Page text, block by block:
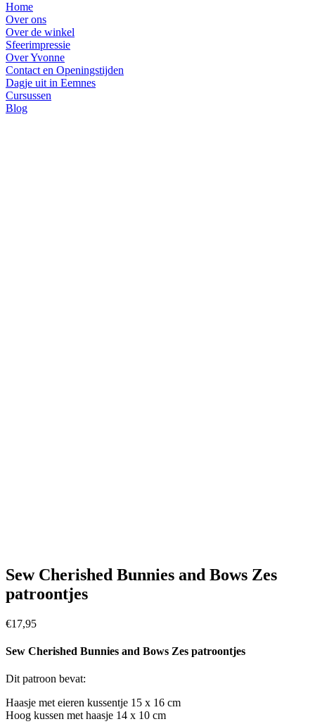
Home
Over ons
Over de winkel
Sfeerimpressie
Over Yvonne
Contact en Openingstijden
Dagje uit in Eemnes
Cursussen
Blog
Sew Cherished Bunnies and Bows Zes
patroontjes
€17,95
Sew Cherished Bunnies and Bows Zes patroontjes
Dit patroon bevat:
Haasje met eieren kussentje 15 x 16 cm
Hoog kussen met haasje 14 x 10 cm